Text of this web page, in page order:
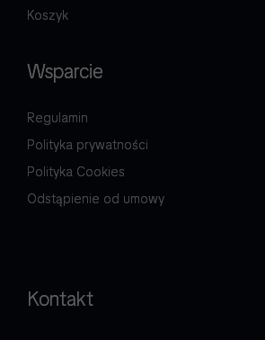
Koszyk
Wsparcie
Regulamin
Polityka prywatności
Polityka Cookies
Odstąpienie od umowy
Kontakt